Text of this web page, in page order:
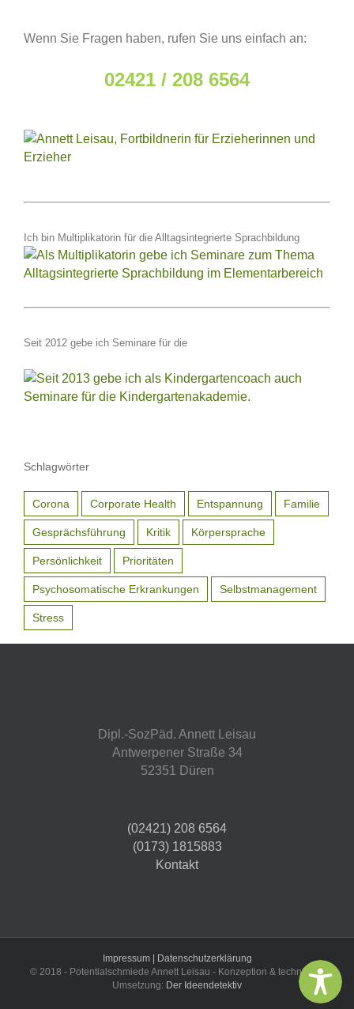
Wenn Sie Fragen haben, rufen Sie uns einfach an:
02421 / 208 6564
Ich bin Multiplikatorin für die Alltagsintegrierte Sprachbildung
Seit 2012 gebe ich Seminare für die
Schlagwörter
Corona Corporate Health Entspannung Familie
Gesprächsführung Kritik Körpersprache
Persönlichkeit Prioritäten
Psychosomatische Erkrankungen Selbstmanagement
Stress
Dipl.-SozPäd. Annett Leisau
Antwerpener Straße 34
52351 Düren
(02421) 208 6564
(0173) 1815883
Kontakt
Impressum | Datenschutzerklärung
© 2018 - Potentialschmiede Annett Leisau - Konzeption & technische
Umsetzung: Der Ideendetektiv